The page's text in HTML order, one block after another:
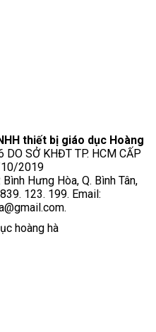
thiết bị giáo dục Hoàng
SỞ KHĐT TP. HCM CẤP
10/2019
Hưng Hòa, Q. Bình Tân,
123. 199. Email: